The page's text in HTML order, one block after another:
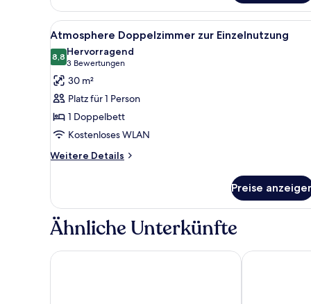
Doppel-
oder
-
Zweibettzimmer
Alle
Fotos
für
Atmosphere
Doppelzimmer
zur
Einzelnutzung
anzeigen
Ein Hotelzimmer mit zwei
2
Atmosphere Doppelzimmer zur Einzelnutzung
8,88,8 von 10
Hervorragend
3 Bewertungen
(3
Bewertungen)
30 m²
Platz für 1 Person
1 Doppelbett
Kostenloses WLAN
Weitere Details
Weitere
Doppelzimmer
zur
Einzelnutzung
Preise
Ähnliche Unterkünfte
Morada Hotel Gifhorn Morada